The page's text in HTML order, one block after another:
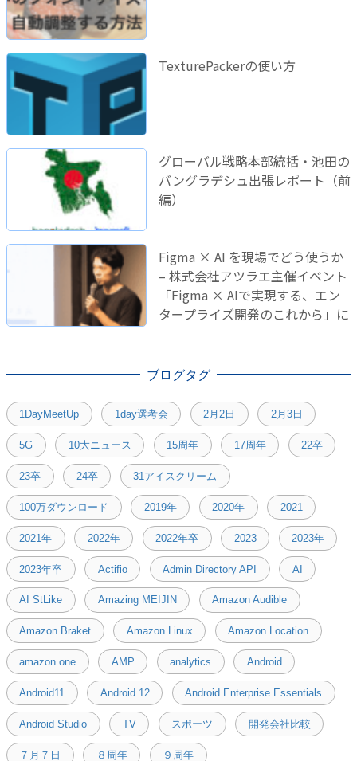
TexturePackerの使い方
グローバル戦略本部統括・池田の
バングラデシュ出張レポート（前
編）
Figma × AI を現場でどう使うか
– 株式会社アツラエ主催イベント
「Figma × AIで実現する、エン
タープライズ開発のこれから」に
ブログタグ
1DayMeetUp 1day選考会 2月2日 2月3日
5G 10大ニュース 15周年 17周年 22卒
23卒 24卒 31アイスクリーム
100万ダウンロード 2019年 2020年 2021
2021年 2022年 2022年卒 2023 2023年
2023年卒 Actifio Admin Directory API AI
AI StLike Amazing MEIJIN Amazon Audible
Amazon Braket Amazon Linux Amazon Location
amazon one AMP analytics Android
Android11 Android 12 Android Enterprise Essentials
Android Studio TV スポーツ 開発会社比較
７月７日 ８周年 ９周年